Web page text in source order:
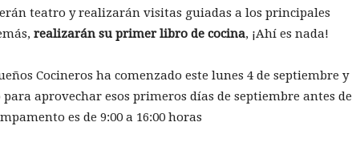
teatro y realizarán visitas guiadas a los principales
realizarán su primer libro de cocina, ¡Ahí es nada!
Cocineros ha comenzado este lunes 4 de septiembre y
aprovechar esos primeros días de septiembre antes de
es de 9:00 a 16:00 horas